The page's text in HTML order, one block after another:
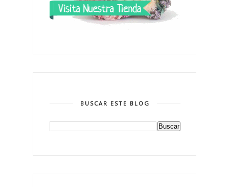
BUSCAR ESTE BLOG